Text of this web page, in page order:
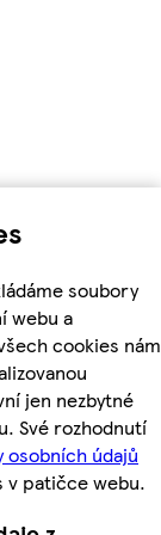
soubory
webu a
cookies nám
jen nezbytné
Své rozhodnutí
osobních údajů
v patičce webu.